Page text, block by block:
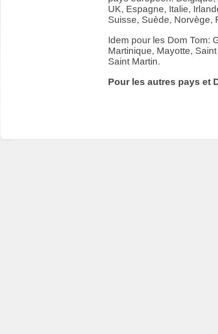
UK, Espagne, Italie,
Suisse, Suède, Norvège,
Idem pour les Dom Tom:
Martinique, Mayotte,
Saint Martin.
Pour les autres pays et